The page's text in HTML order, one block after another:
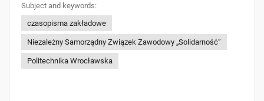
Subject and keywords:
czasopisma zakładowe
Niezależny Samorządny Związek Zawodowy „Solidarność”
Politechnika Wrocławska